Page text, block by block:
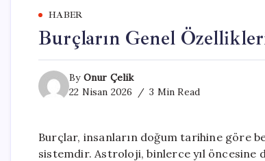
HABER
Burçların Genel
By Onur Çelik
22 Nisan 2026
3 Min Read
Burçlar, insanların doğum tarihine göre
sistemdir. Astroloji, binlerce yıl öncesine